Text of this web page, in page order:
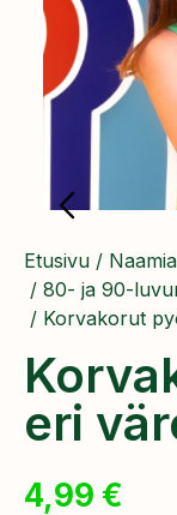
Etusivu /
/ 80- ja 90-
/ Korvakorut
eri
4,99 €